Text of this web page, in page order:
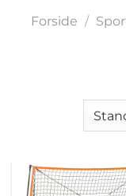
Forside /